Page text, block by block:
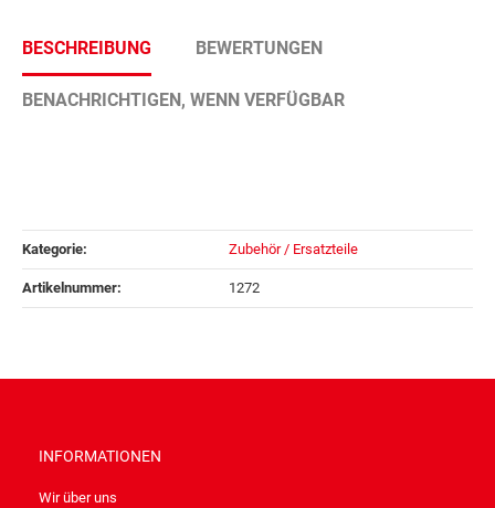
BESCHREIBUNG BEWERTUNGEN
BENACHRICHTIGEN, WENN VERFÜGBAR
Kategorie: Zubehör / Ersatzteile
Artikelnummer: 1272
INFORMATIONEN
Wir über uns